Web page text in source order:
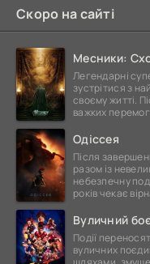
Скоро на сайті
Месники:
Легендарні
зустрітися з
своєму житті.
важких
Одіссея
Після
разом із
небезпечну
років чекає
Вуличний
Події
вуличних